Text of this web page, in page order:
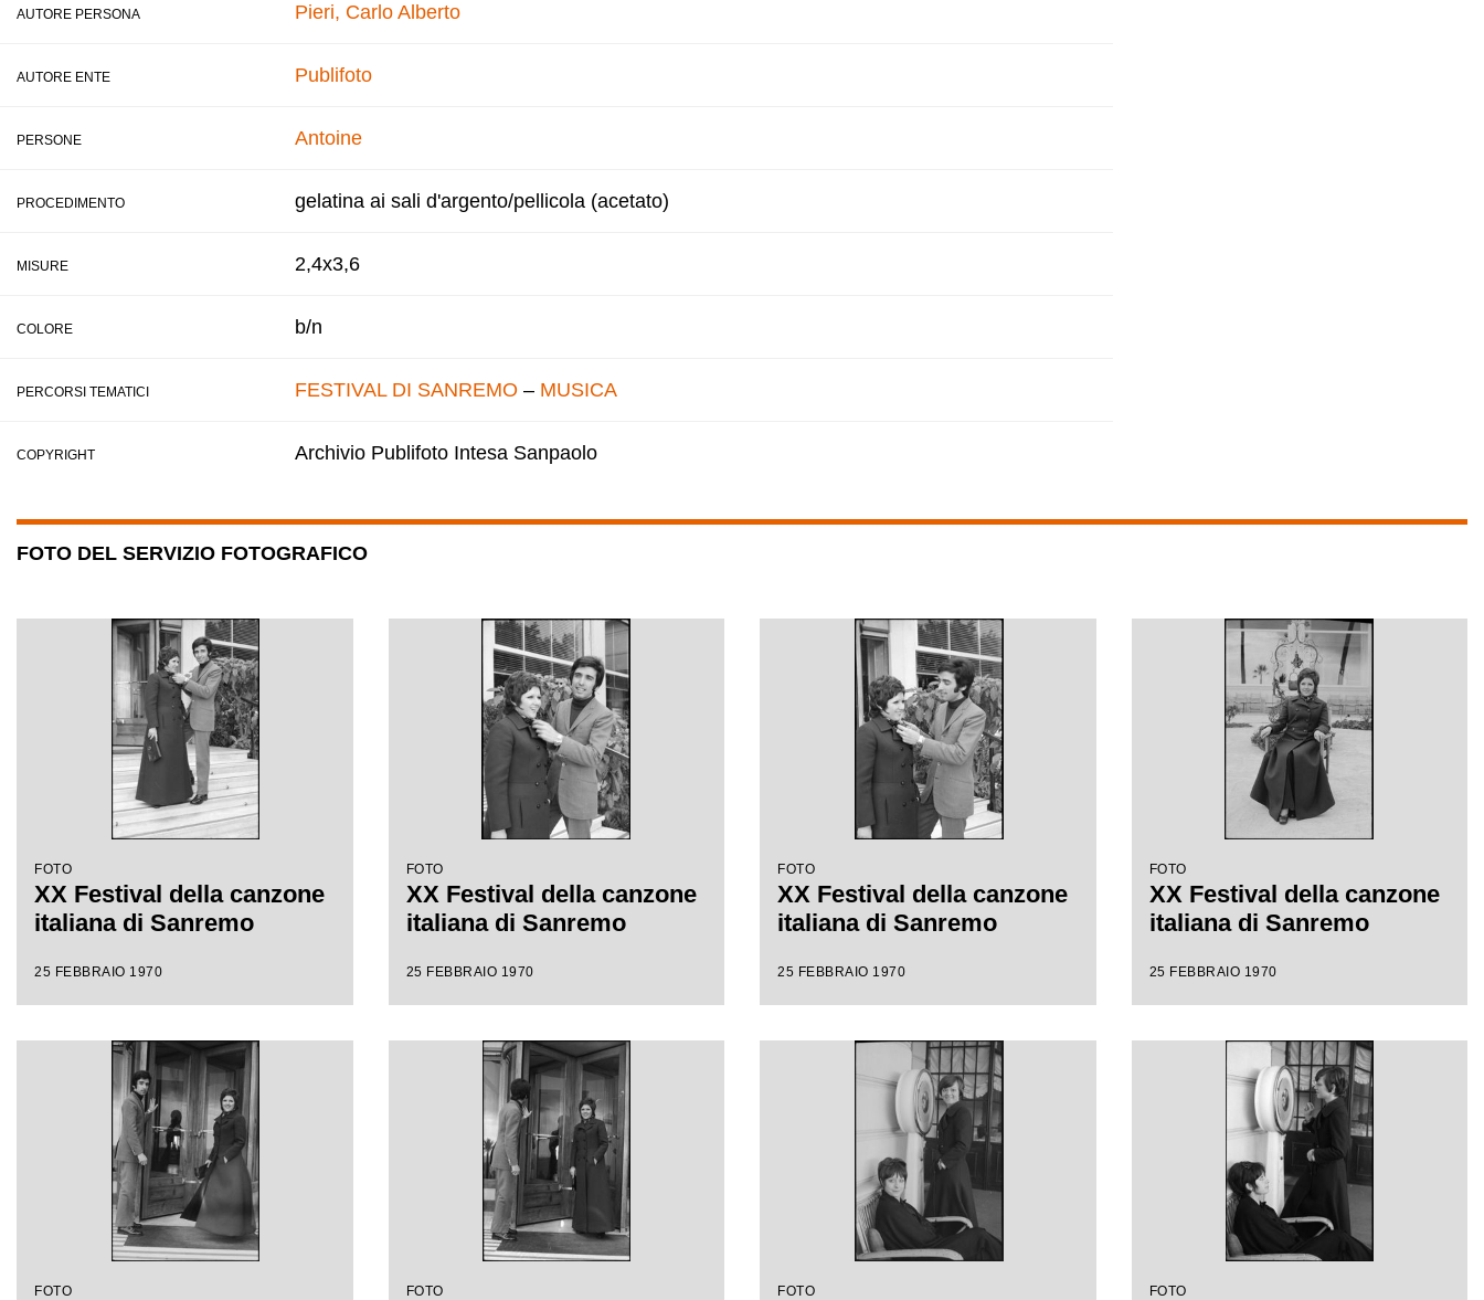
AUTORE PERSONA Pieri, Carlo Alberto
AUTORE ENTE Publifoto
PERSONE Antoine
PROCEDIMENTO gelatina ai sali d'argento/pellicola (acetato)
MISURE 2,4x3,6
COLORE b/n
PERCORSI TEMATICI FESTIVAL DI SANREMO – MUSICA
COPYRIGHT Archivio Publifoto Intesa Sanpaolo
FOTO DEL SERVIZIO FOTOGRAFICO
FOTO
XX Festival della canzone
italiana di Sanremo
25 FEBBRAIO 1970
FOTO
XX Festival della canzone
italiana di Sanremo
25 FEBBRAIO 1970
FOTO
XX Festival della canzone
italiana di Sanremo
25 FEBBRAIO 1970
FOTO
XX Festival della canzone
italiana di Sanremo
25 FEBBRAIO 1970
FOTO FOTO FOTO FOTO